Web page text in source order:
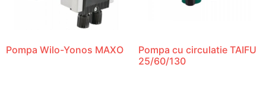
Pompa Wilo-Yonos MAXO
Pompa cu circulatie TAIFU
25/60/130